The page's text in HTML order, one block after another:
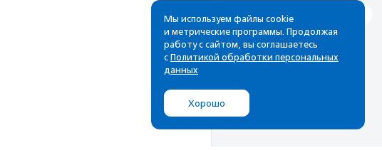
Мы используем файлы cookie
и метрические программы. Продолжая
работу с сайтом, вы соглашаетесь
с Политикой обработки персональных
данных
Хорошо